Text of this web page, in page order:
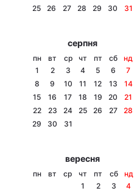
Тема оформлення
25
26 27 28 29 30 31
серпня
пн вт ср чт пт сб
нд
1
2 3 4 5 6
7
8
9 10 11 12 13
14
15
16 17 18 19 20
21
22
23 24 25 26 27
28
29
30 31
вересня
пн вт ср чт пт сб
нд
1
2 3
4